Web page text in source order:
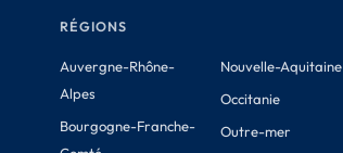
RÉGIONS
Auvergne-Rhône-
Alpes
Bourgogne-Franche-
Nouvelle-Aquitaine
Occitanie
Outre-mer